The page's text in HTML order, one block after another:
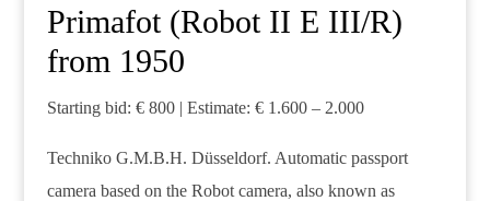
Primafot (Robot II E III/R)
from 1950
Starting bid: € 800 | Estimate: € 1.600 – 2.000
Techniko G.M.B.H. Düsseldorf. Automatic passport
camera based on the Robot camera, also known as